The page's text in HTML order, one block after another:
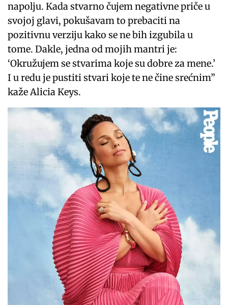
napolju. Kada stvarno čujem negativne priče u
svojoj glavi, pokušavam to prebaciti na
pozitivnu verziju kako se ne bih izgubila u
tome. Dakle, jedna od mojih mantri je:
‘Okružujem se stvarima koje su dobre za mene.’
I u redu je pustiti stvari koje te ne čine srećnim”
kaže Alicia Keys.